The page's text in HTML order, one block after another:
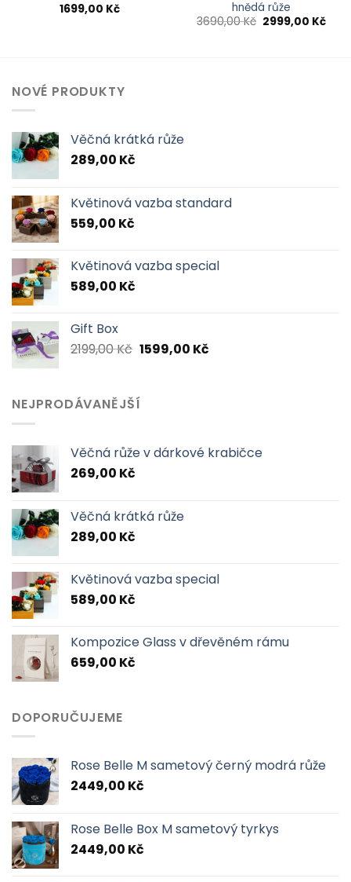
1699,00 Kč
hnědá růže
3690,00Kč Původní
2999,00 Kč
NOVÉ PRODUKTY
Věčná krátká růže
289,00 Kč
Květinová vazba standard
559,00 Kč
Květinová vazba special
589,00 Kč
Gift Box
2199,00Kč Původní
2199,00 Kč.
1599,00 KčAktuální
NEJPRODÁVANĚJŠÍ
Věčná růže v dárkové krabičce
269,00 Kč
Věčná krátká růže
289,00 Kč
Květinová vazba special
589,00 Kč
Kompozice Glass v dřevěném rámu
659,00 Kč
DOPORUČUJEME
Rose Belle M sametový černý modrá růže
2449,00 Kč
Rose Belle Box M sametový tyrkys
2449,00 Kč